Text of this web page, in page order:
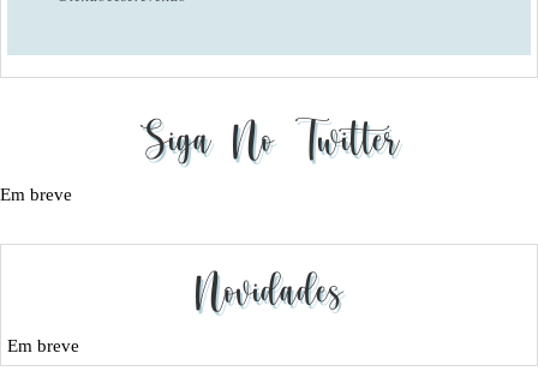
Siga No Twitter
Em breve
Novidades
Em breve